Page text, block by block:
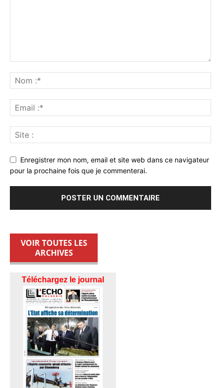
Enregistrer mon nom, email et site web dans ce navigateur
pour la prochaine fois que je commenterai.
VOIR TOUTES LES
ARCHIVES